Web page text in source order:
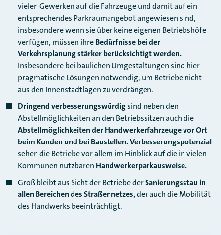
vielen Gewerken auf die Fahrzeuge und damit auf ein
entsprechendes Parkraumangebot angewiesen sind,
insbesondere wenn sie über keine eigenen Betriebshöfe
verfügen, müssen ihreBedürfnisse bei der
Verkehrsplanung stärker berücksichtigt werden.
Insbesondere bei baulichen Umgestaltungen sind hier
pragmatische Lösungen notwendig, um Betriebe nicht
aus den Innenstadtlagen zu verdrängen.
Dringend verbesserungswürdigsind neben den
Abstellmöglichkeiten an den Betriebssitzen auch die
Abstellmöglichkeiten der Handwerkerfahrzeuge vor Ort
beim Kunden und bei Baustellen.Verbesserungspotenzial
sehen die Betriebe vor allem im Hinblick auf die in vielen
Kommunen nutzbaren Handwerkerparkausweise.
Groß bleibt aus Sicht der Betriebe derSanierungsstau in
allen Bereichen des Straßennetzes,der auch die Mobilität
des Handwerks beeinträchtigt.